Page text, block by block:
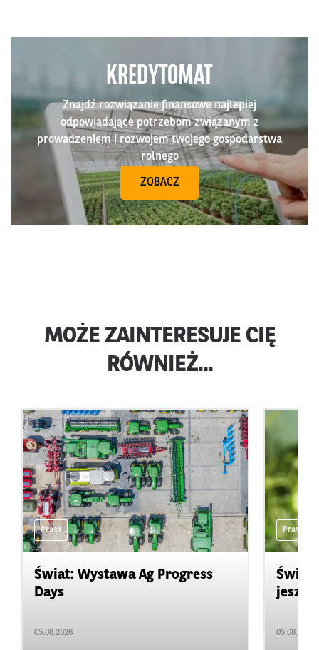
KREDYTOMAT
Znajdź rozwiązanie finansowe najlepiej
odpowiadające potrzebom związanym z
prowadzeniem i rozwojem twojego gospodarstwa
rolnego
ZOBACZ
MOŻE ZAINTERESUJE CIĘ
RÓWNIEŻ...
Prasa
Świat: Wystawa Ag Progress
Days
05.08.2026
Prasa
Świat:
05.08.2026